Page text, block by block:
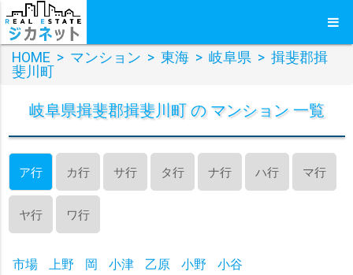
HOME > マンション > 東海 > 岐阜県 > 揖斐郡揖
斐川町
岐阜県揖斐郡揖斐川町 の マンション 一覧
ア行 カ行 サ行 タ行 ナ行 ハ行 マ行
ヤ行 ワ行
市場 上野 岡 小津 乙原 小野 小谷